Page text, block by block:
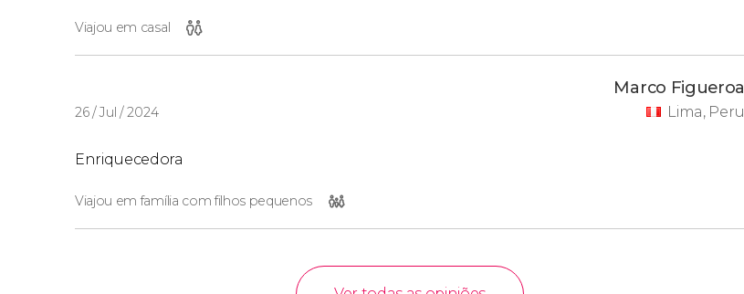
Viajou em casal
26 / Jul / 2024
Marco Figueroa
Lima, Peru
Enriquecedora
Viajou em família com filhos pequenos